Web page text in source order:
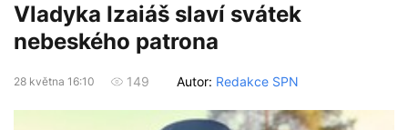
Vladyka Izaiáš slaví svátek
nebeského patrona
28 května 16:10 149 Autor: Redakce SPN